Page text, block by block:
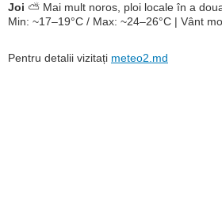
Joi ⛅ Mai mult noros, ploi locale în a
Min: ~17–19°C / Max: ~24–26°C | Vânt
Pentru detalii vizitați meteo2.md